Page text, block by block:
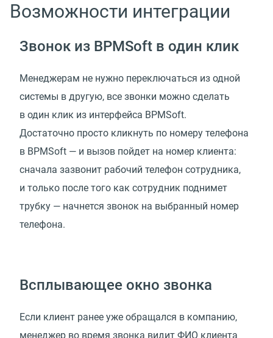
Возможности интеграции
Звонок из BPMSoft в один клик
Менеджерам не нужно переключаться из одной
системы в другую, все звонки можно сделать
в один клик из интерфейса BPMSoft.
Достаточно просто кликнуть по номеру телефона
в BPMSoft — и вызов пойдет на номер клиента:
сначала зазвонит рабочий телефон сотрудника,
и только после того как сотрудник поднимет
трубку — начнется звонок на выбранный номер
телефона.
Всплывающее окно звонка
Если клиент ранее уже обращался в компанию,
менеджер во время звонка видит ФИО клиента